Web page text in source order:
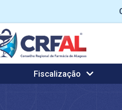
Fiscalização